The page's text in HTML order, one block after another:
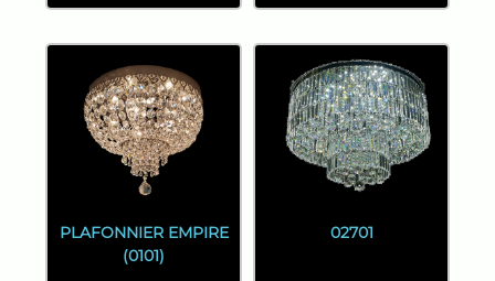
PLAFONNIER EMPIRE
(0101)
02701